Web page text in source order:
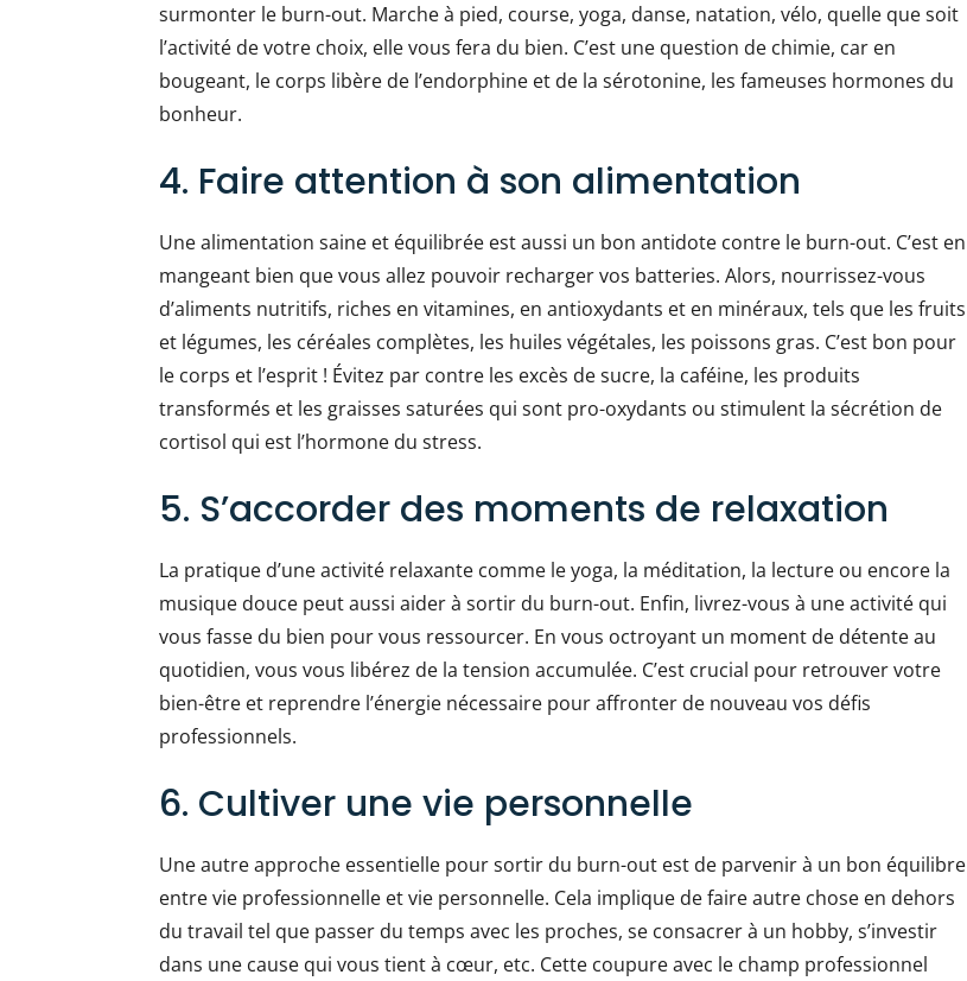
surmonter le burn-out. Marche à pied, course, yoga, danse, natation, vélo, quelle que soit
l’activité de votre choix, elle vous fera du bien. C’est une question de chimie, car en
bougeant, le corps libère de l’endorphine et de la sérotonine, les fameuses hormones du
bonheur.
4. Faire attention à son alimentation
Une alimentation saine et équilibrée est aussi un bon antidote contre le burn-out. C’est en
mangeant bien que vous allez pouvoir recharger vos batteries. Alors, nourrissez-vous
d’aliments nutritifs, riches en vitamines, en antioxydants et en minéraux, tels que les fruits
et légumes, les céréales complètes, les huiles végétales, les poissons gras. C’est bon pour
le corps et l’esprit ! Évitez par contre les excès de sucre, la caféine, les produits
transformés et les graisses saturées qui sont pro-oxydants ou stimulent la sécrétion de
cortisol qui est l’hormone du stress.
5. S’accorder des moments de relaxation
La pratique d’une activité relaxante comme le yoga, la méditation, la lecture ou encore la
musique douce peut aussi aider à sortir du burn-out. Enfin, livrez-vous à une activité qui
vous fasse du bien pour vous ressourcer. En vous octroyant un moment de détente au
quotidien, vous vous libérez de la tension accumulée. C’est crucial pour retrouver votre
bien-être et reprendre l’énergie nécessaire pour affronter de nouveau vos défis
professionnels.
6. Cultiver une vie personnelle
Une autre approche essentielle pour sortir du burn-out est de parvenir à un bon équilibre
entre vie professionnelle et vie personnelle. Cela implique de faire autre chose en dehors
du travail tel que passer du temps avec les proches, se consacrer à un hobby, s’investir
dans une cause qui vous tient à cœur, etc. Cette coupure avec le champ professionnel